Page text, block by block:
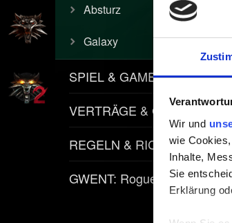
Wir und
wie
Inhalte,
Sie
Erklärung
Absturz
Galaxy
SPIEL & GAMEPLAY
VERTRÄGE &
REGELN & RICHTLINIEN
GWENT: Rogue Mage